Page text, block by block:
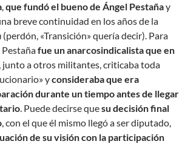
,que fundó el bueno de Ángel Pestañay
breve continuidad en los años de la
(perdón, «Transición» quería decir). Para
Pestañafue un anarcosindicalista que en
, junto a otros militantes, criticaba toda
yconsideraba que era
durante un tiempo antes de llegar
. Puede decirse quesu decisión final
, con el que él mismo llegó a ser diputado,
de su visión con la participación